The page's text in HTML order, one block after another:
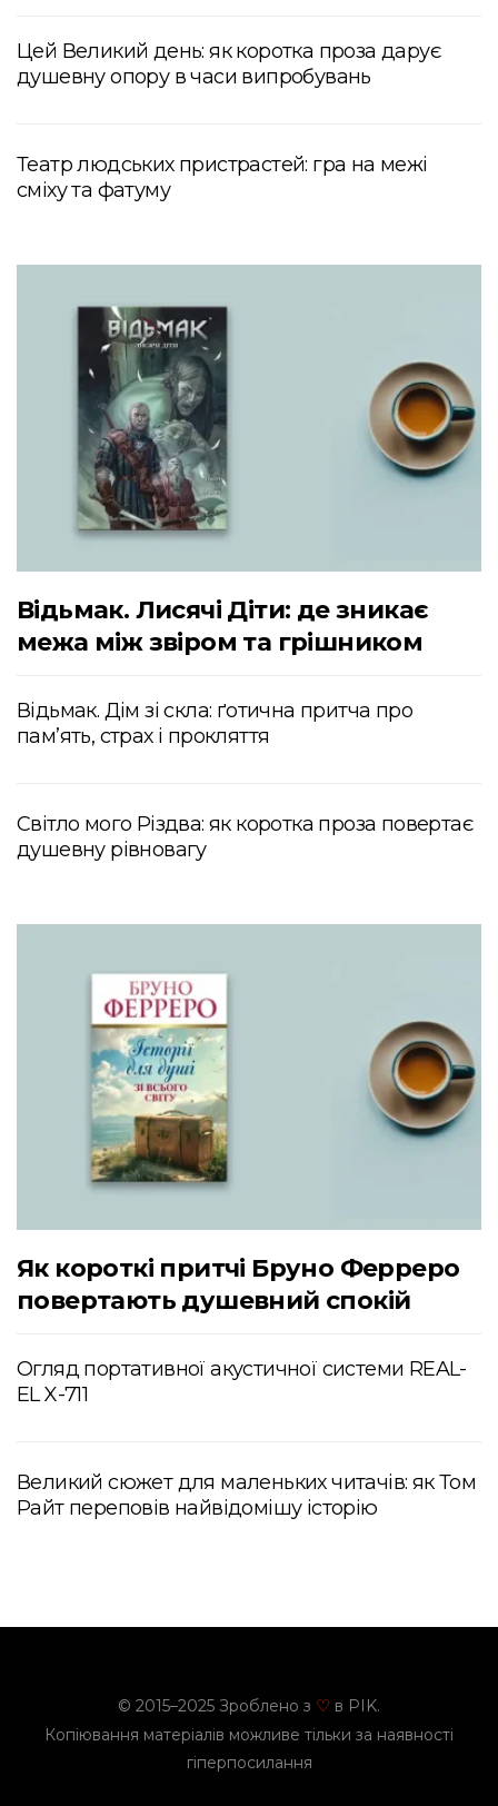
Цей Великий день: як коротка проза дарує
душевну опору в часи випробувань
Театр людських пристрастей: гра на межі
сміху та фатуму
Відьмак. Лисячі Діти: де зникає
межа між звіром та грішником
Відьмак. Дім зі скла: ґотична притча про
пам’ять, страх і прокляття
Світло мого Різдва: як коротка проза повертає
душевну рівновагу
Як короткі притчі Бруно Ферреро
повертають душевний спокій
Огляд портативної акустичної системи REAL-
EL X-711
Великий сюжет для маленьких читачів: як Том
Райт переповів найвідомішу історію
© 2015–2025 Зроблено з ♡ в PIK.
Копіювання матеріалів можливе тільки за наявності
гіперпосилання